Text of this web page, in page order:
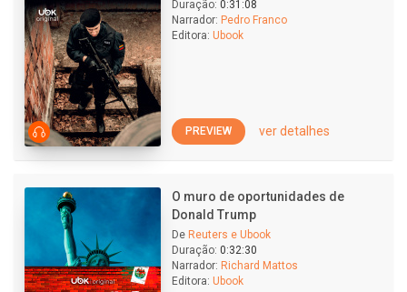
Duração: 0:31:08
Narrador: Pedro Franco
Editora: Ubook
PREVIEW ver detalhes
O muro de oportunidades de
Donald Trump
De Reuters e Ubook
Duração: 0:32:30
Narrador: Richard Mattos
Editora: Ubook